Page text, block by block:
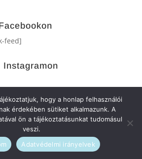
feed]
Instagramon
hogy a honlap felhasználói
érdekében sütiket alkalmazunk. A
ön a tájékoztatásunkat tudomásul
veszi.
Adatvédelmi irányelvek